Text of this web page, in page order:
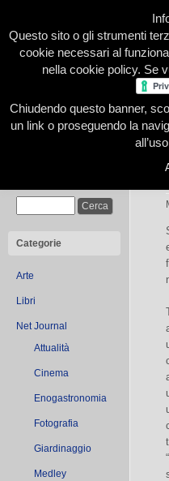
Home Presentazione
Categorie
Arte
Libri
Net Journal
Attualità
Cinema
Enogastronomia
Fotografia
Giardinaggio
Medley
Questo sito o gli strumenti
cookie necessari al
nella cookie policy. Se
Chiudendo questo banner,
un link o proseguendo la